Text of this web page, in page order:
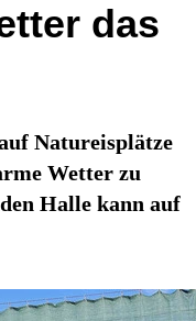
das
Natureisplätze
Wetter zu
Halle kann auf